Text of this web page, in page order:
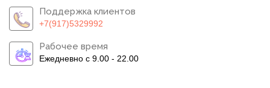
Поддержка клиентов
+7(917)5329992
Рабочее время
Ежедневно с 9.00 - 22.00